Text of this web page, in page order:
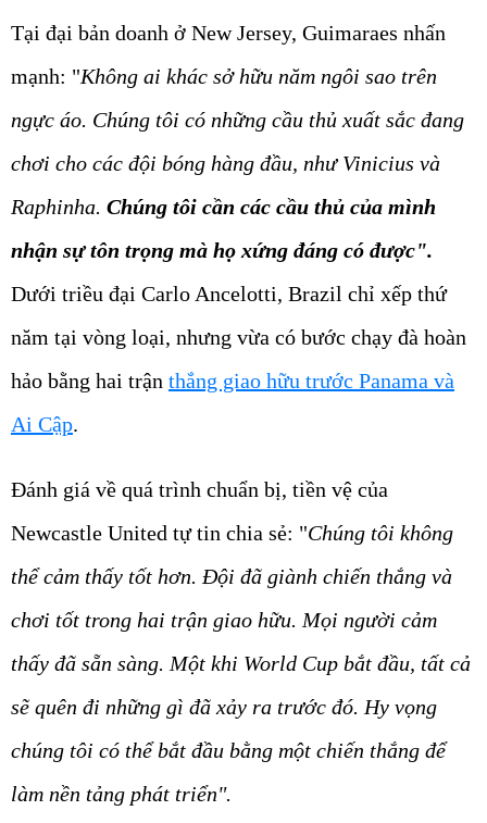
Tại đại bản doanh ở New Jersey, Guimaraes nhấn
mạnh: "Không ai khác sở hữu năm ngôi sao trên
ngực áo. Chúng tôi có những cầu thủ xuất sắc đang
chơi cho các đội bóng hàng đầu, như Vinicius và
Raphinha. Chúng tôi cần các cầu thủ của mình
nhận sự tôn trọng mà họ xứng đáng có được".
Dưới triều đại Carlo Ancelotti, Brazil chỉ xếp thứ
năm tại vòng loại, nhưng vừa có bước chạy đà hoàn
hảo bằng hai trận thắng giao hữu trước Panama và
Ai Cập.
Đánh giá về quá trình chuẩn bị, tiền vệ của
Newcastle United tự tin chia sẻ: "Chúng tôi không
thể cảm thấy tốt hơn. Đội đã giành chiến thắng và
chơi tốt trong hai trận giao hữu. Mọi người cảm
thấy đã sẵn sàng. Một khi World Cup bắt đầu, tất cả
sẽ quên đi những gì đã xảy ra trước đó. Hy vọng
chúng tôi có thể bắt đầu bằng một chiến thắng để
làm nền tảng phát triển".